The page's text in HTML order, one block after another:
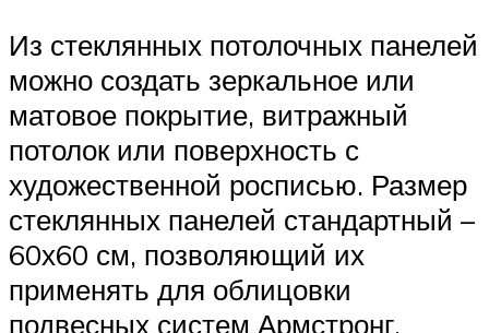
Из стеклянных потолочных панелей
можно создать зеркальное или
матовое покрытие, витражный
потолок или поверхность с
художественной росписью. Размер
стеклянных панелей стандартный –
60х60 см, позволяющий их
применять для облицовки
подвесных систем Армстронг.